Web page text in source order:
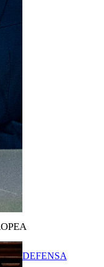
DEFENSA